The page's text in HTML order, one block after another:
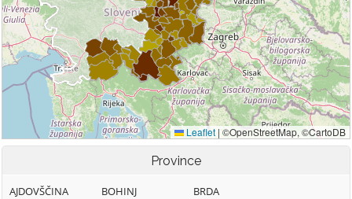
Province
AJDOVŠČINA
BOHINJ
BRDA